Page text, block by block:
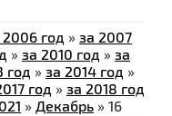
2006 год » за 2007
» за 2010 год » за
год » за 2014 год »
год » за 2018 год
» Декабрь » 16